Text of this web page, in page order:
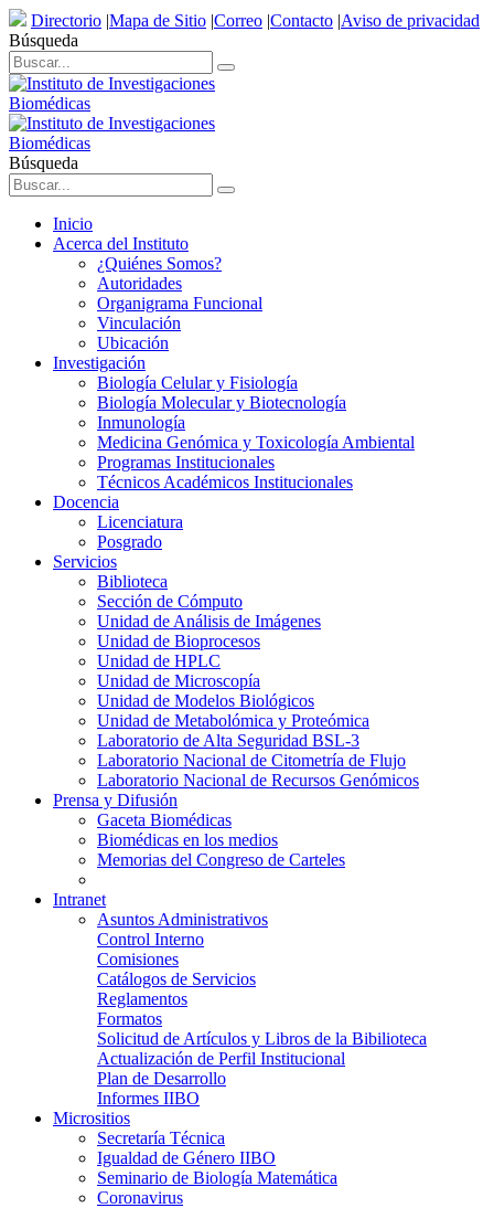
Directorio |Mapa de Sitio |Correo |Contacto |Aviso de privacidad
Búsqueda
Búsqueda
Inicio
Acerca del Instituto
¿Quiénes Somos?
Autoridades
Organigrama Funcional
Vinculación
Ubicación
Investigación
Biología Celular y Fisiología
Biología Molecular y Biotecnología
Inmunología
Medicina Genómica y Toxicología Ambiental
Programas Institucionales
Técnicos Académicos Institucionales
Docencia
Licenciatura
Posgrado
Servicios
Biblioteca
Sección de Cómputo
Unidad de Análisis de Imágenes
Unidad de Bioprocesos
Unidad de HPLC
Unidad de Microscopía
Unidad de Modelos Biológicos
Unidad de Metabolómica y Proteómica
Laboratorio de Alta Seguridad BSL-3
Laboratorio Nacional de Citometría de Flujo
Laboratorio Nacional de Recursos Genómicos
Prensa y Difusión
Gaceta Biomédicas
Biomédicas en los medios
Memorias del Congreso de Carteles
Intranet
Asuntos Administrativos
Control Interno
Comisiones
Catálogos de Servicios
Reglamentos
Formatos
Solicitud de Artículos y Libros de la Bibilioteca
Actualización de Perfil Institucional
Plan de Desarrollo
Informes IIBO
Micrositios
Secretaría Técnica
Igualdad de Género IIBO
Seminario de Biología Matemática
Coronavirus